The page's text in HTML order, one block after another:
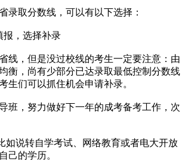
录取分数线，可以有以下选择：
报，选择补录
线，但是没过校线的考生一定要注意：由
衡，尚有少部分已达录取最低控制分数线
生们可以抓住机会申请补录。
班，努力做好下一年的成考备考工作，次
如说转自学考试、网络教育或者电大开放
己的学历。